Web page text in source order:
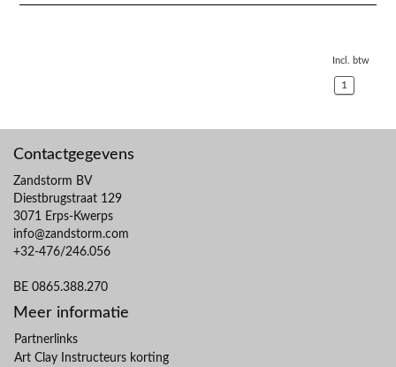
Incl. btw
1
Contactgegevens
Zandstorm BV
Diestbrugstraat 129
3071 Erps-Kwerps
info@zandstorm.com
+32-476/246.056
BE 0865.388.270
Meer informatie
Partnerlinks
Art Clay Instructeurs korting